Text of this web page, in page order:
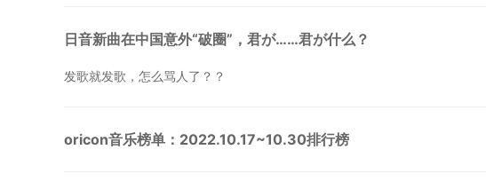
日音新曲在中国意外“破圈”，君が……君が什么？
发歌就发歌，怎么骂人了？？
oricon音乐榜单：2022.10.17~10.30排行榜